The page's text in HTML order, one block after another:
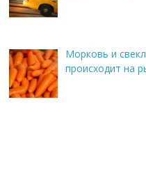
Морковь и
происходит на